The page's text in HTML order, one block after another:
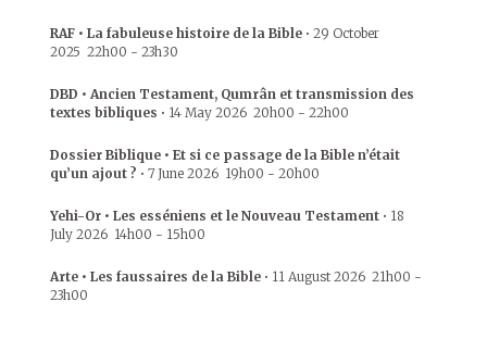
RAF • La fabuleuse histoire de la Bible • 29 October
2025 22h00 - 23h30
DBD • Ancien Testament, Qumrân et transmission des
textes bibliques • 14 May 2026 20h00 - 22h00
Dossier Biblique • Et si ce passage de la Bible n’était
qu’un ajout ? • 7 June 2026 19h00 - 20h00
Yehi-Or • Les esséniens et le Nouveau Testament • 18
July 2026 14h00 - 15h00
Arte • Les faussaires de la Bible • 11 August 2026 21h00 -
23h00